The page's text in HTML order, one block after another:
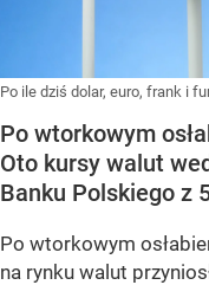
Po ile dziś dolar, euro, frank i
Po wtorkowym
Oto kursy walut
Banku Polskiego z
Po wtorkowym
na rynku walut